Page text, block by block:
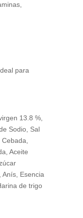
para
13.8 %,
Sodio, Sal
Cebada,
Aceite
Anís, Esencia
de trigo